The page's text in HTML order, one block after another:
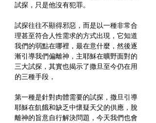
試探，只是他沒有犯罪。
試探往往不顯得邪惡，而是以一種非常合
理甚至符合人性需求的方式出現，它知道
我們的弱點在哪裡，最在意什麼，然後逐
漸引導我們偏離神，主耶穌在曠野面對的
三大試探，其實也揭示了撒旦至今仍在用
的三種手段，
第一種是針對肉體需要的試探，撒旦引導
耶穌在飢餓和缺乏中懷疑天父的供應，脫
離神的旨意自行解決問題，今天我們也會